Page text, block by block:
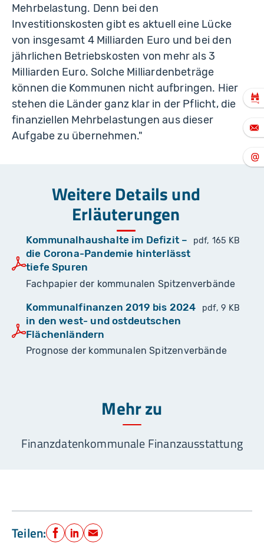
Mehrbelastung. Denn bei den
Investitionskosten gibt es aktuell eine Lücke
von insgesamt 4 Milliarden Euro und bei den
jährlichen Betriebskosten von mehr als 3
Milliarden Euro. Solche Milliardenbeträge
können die Kommunen nicht aufbringen. Hier
stehen die Länder ganz klar in der Pflicht, die
finanziellen Mehrbelastungen aus dieser
Aufgabe zu übernehmen."
Weitere Details und
Erläuterungen
Kommunalhaushalte im Defizit –
die Corona-Pandemie hinterlässt
tiefe Spuren
pdf, 165 KB
Fachpapier der kommunalen Spitzenverbände
Kommunalfinanzen 2019 bis 2024
in den west- und ostdeutschen
Flächenländern
pdf, 9 KB
Prognose der kommunalen Spitzenverbände
Mehr zu
Finanzdatenkommunale Finanzausstattung
Teilen: Facebook
LinkedIn
E-Mail